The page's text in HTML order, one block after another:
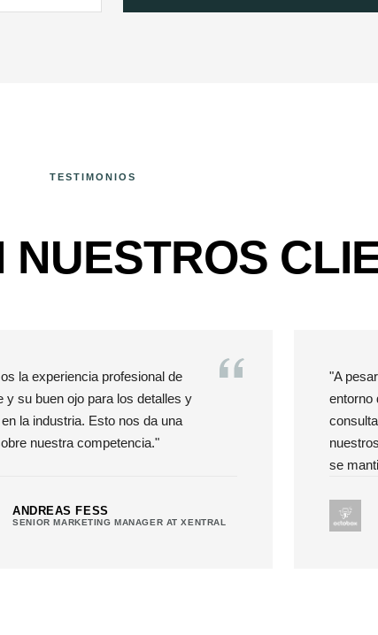
TESTIMONIOS
NUESTROS
la experiencia profesional de
y su buen ojo para los detalles y
la industria. Esto nos da una
nuestra competencia."
ANDREAS FESS
SENIOR MARKETING MANAGER AT XENTRAL
"A
entorno
se